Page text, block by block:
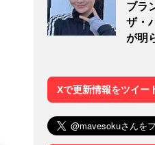
ブラ
ザ・
が明
Xで更新情報をツイー